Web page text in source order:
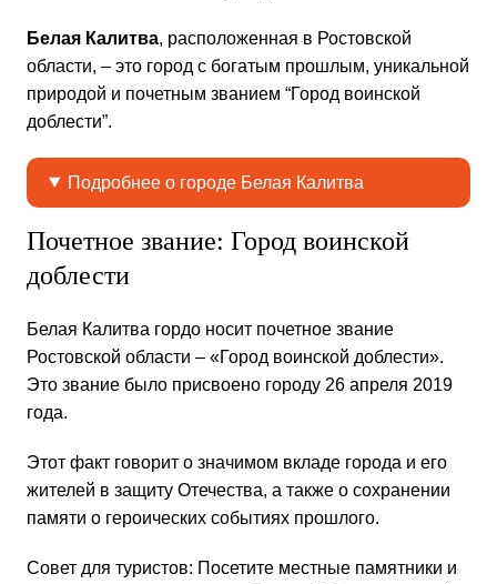
Белая Калитва, расположенная в Ростовской
области, – это город с богатым прошлым, уникальной
природой и почетным званием “Город воинской
доблести”.
Подробнее о городе Белая Калитва
Почетное звание: Город воинской
доблести
Белая Калитва гордо носит почетное звание
Ростовской области – «Город воинской доблести».
Это звание было присвоено городу 26 апреля 2019
года.
Этот факт говорит о значимом вкладе города и его
жителей в защиту Отечества, а также о сохранении
памяти о героических событиях прошлого.
Совет для туристов: Посетите местные памятники и